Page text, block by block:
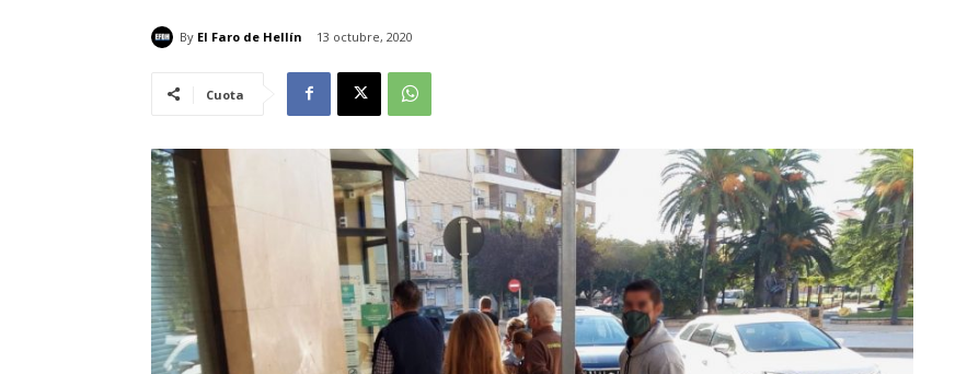
By El Faro de Hellín 13 octubre, 2020
Cuota